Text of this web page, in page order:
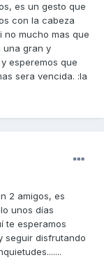
es un gesto que
con la cabeza
no mucho mas que
una gran y
esperemos que
sera vencida. :la
2 amigos, es
unos días
te esperamos
seguir disfrutando